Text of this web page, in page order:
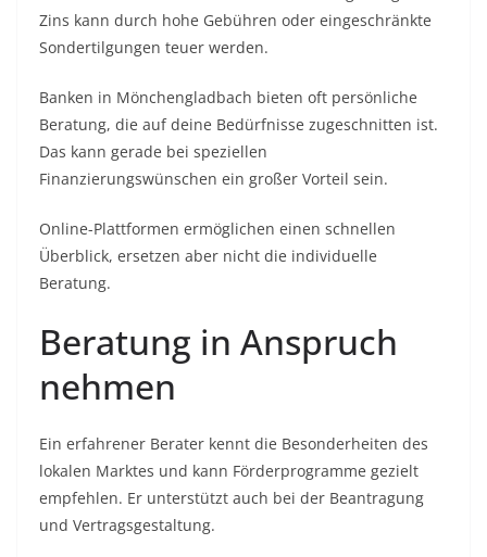
Zins kann durch hohe Gebühren oder eingeschränkte
Sondertilgungen teuer werden.
Banken in Mönchengladbach bieten oft persönliche
Beratung, die auf deine Bedürfnisse zugeschnitten ist.
Das kann gerade bei speziellen
Finanzierungswünschen ein großer Vorteil sein.
Online-Plattformen ermöglichen einen schnellen
Überblick, ersetzen aber nicht die individuelle
Beratung.
Beratung in Anspruch
nehmen
Ein erfahrener Berater kennt die Besonderheiten des
lokalen Marktes und kann Förderprogramme gezielt
empfehlen. Er unterstützt auch bei der Beantragung
und Vertragsgestaltung.